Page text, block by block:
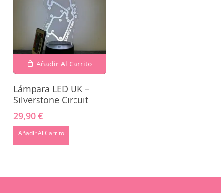
No hay productos en el carrito.
Añadir Al Carrito
Lámpara LED UK –
Silverstone Circuit
29,90 €
Añadir Al Carrito